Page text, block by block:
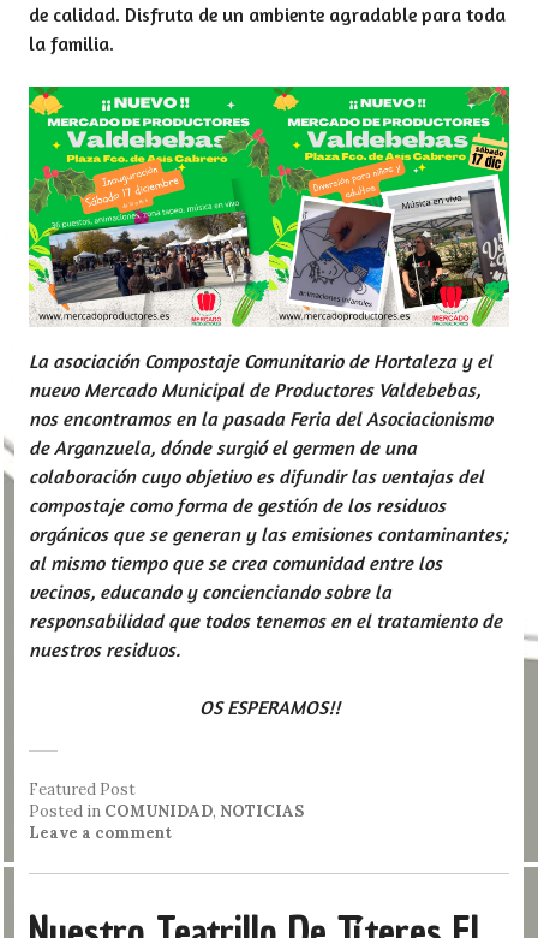
de calidad. Disfruta de un ambiente agradable para toda
la familia.
La asociación Compostaje Comunitario de Hortaleza y el
nuevo Mercado Municipal de Productores Valdebebas,
nos encontramos en la pasada Feria del Asociacionismo
de Arganzuela, dónde surgió el germen de una
colaboración cuyo objetivo es difundir las ventajas del
compostaje como forma de gestión de los residuos
orgánicos que se generan y las emisiones contaminantes;
al mismo tiempo que se crea comunidad entre los
vecinos, educando y concienciando sobre la
responsabilidad que todos tenemos en el tratamiento de
nuestros residuos.
OS ESPERAMOS!!
Featured Post
Posted in COMUNIDAD, NOTICIAS
Leave a comment